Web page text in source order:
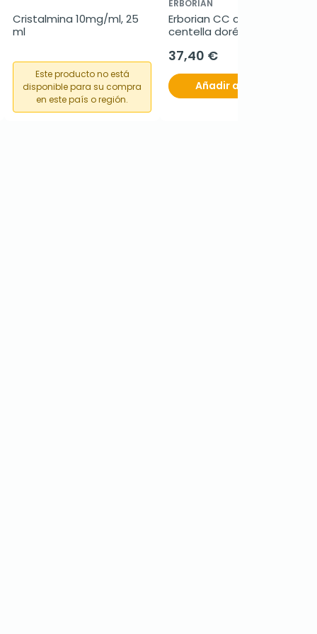
Cristalmina 10mg/ml, 25
ml
Este producto no está
disponible para su compra
en este país o región.
ERBORIAN
Erborian CC creme
centella doré, 40 ml
37,40 €
Añadir al carrito